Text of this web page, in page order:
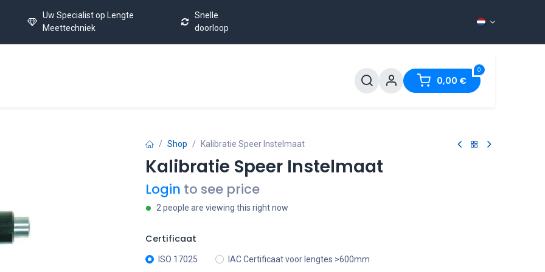
Uw Specialist op Lengte
Meettechniek
Snelle
doorloop
0
0,00 €
Shop Kalibratie Speer Instelmaat
Kalibratie Speer Instelmaat
Login to see price
2 people are viewing this right now
Certificaat
ISO 17025 IAC Certificaat voor lengtes >600mm